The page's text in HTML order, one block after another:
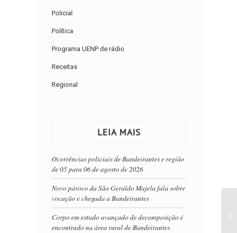
Policial
Política
Programa UENP de rádio
Receitas
Regional
LEIA MAIS
Ocorrências policiais de Bandeirantes e região
de 05 para 06 de agosto de 2026
Novo pároco da São Geraldo Majela fala sobre
vocação e chegada a Bandeirantes
Corpo em estado avançado de decomposição é
encontrado na área rural de Bandeirantes